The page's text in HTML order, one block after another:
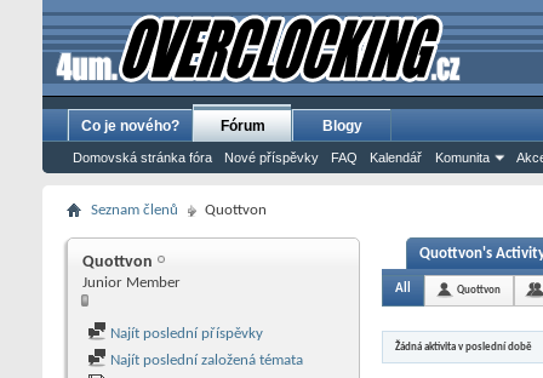
Co je nového? Fórum
Domovská stránka fóra Nové příspěvky FAQ Kalendář Komunita
Blogy
Seznam členů Quottvon
Quottvon
Junior Member
Najít poslední příspěvky
Najít poslední založená témata
Quottvon's
All Quottvon
Žádná aktivita v poslední době